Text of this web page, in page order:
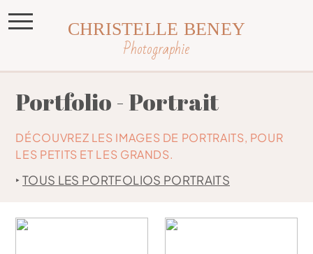
Photographie
CHRISTELLE BENEY
Portfolio - Portrait
DÉCOUVREZ LES IMAGES DE PORTRAITS, POUR
LES PETITS ET LES GRANDS.
‣TOUS LES PORTFOLIOS PORTRAITS